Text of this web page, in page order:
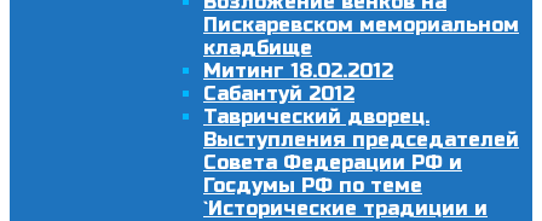
Пискаревском мемориальном
кладбище
Митинг 18.02.2012
Сабантуй 2012
Таврический дворец.
Выступления председателей
Совета Федерации РФ и
Госдумы РФ по теме
`Исторические традиции и